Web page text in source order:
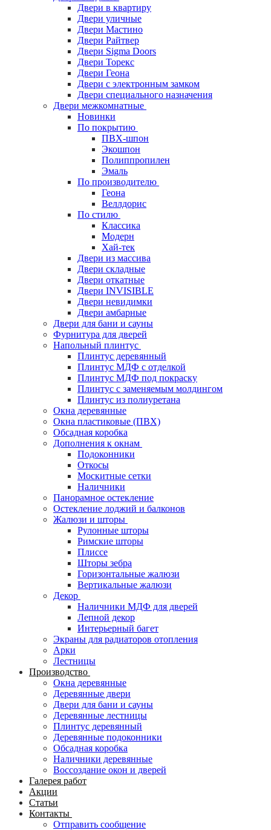
Двери в квартиру
Двери уличные
Двери Мастино
Двери Райтвер
Двери Sigma Doors
Двери Торекс
Двери Геона
Двери с электронным замком
Двери специального назначения
Двери межкомнатные
Новинки
По покрытию
ПВХ-шпон
Экошпон
Полиппропилен
Эмаль
По производителю
Геона
Веллдорис
По стилю
Классика
Модерн
Хай-тек
Двери из массива
Двери складные
Двери откатные
Двери INVISIBLE
Двери невидимки
Двери амбарные
Двери для бани и сауны
Фурнитура для дверей
Напольный плинтус
Плинтус деревянный
Плинтус МДФ с отделкой
Плинтус МДФ под покраску
Плинтус с заменяемым молдингом
Плинтус из полиуретана
Окна деревянные
Окна пластиковые (ПВХ)
Обсадная коробка
Дополнения к окнам
Подоконники
Откосы
Москитные сетки
Наличники
Панорамное остекление
Остекление лоджий и балконов
Жалюзи и шторы
Рулонные шторы
Римские шторы
Плиссе
Шторы зебра
Горизонтальные жалюзи
Вертикальные жалюзи
Декор
Наличники МДФ для дверей
Лепной декор
Интерьерный багет
Экраны для радиаторов отопления
Арки
Лестницы
Производство
Окна деревянные
Деревянные двери
Двери для бани и сауны
Деревянные лестницы
Плинтус деревянный
Деревянные подоконники
Обсадная коробка
Наличники деревянные
Воссоздание окон и дверей
Галерея работ
Акции
Статьи
Контакты
Отправить сообщение